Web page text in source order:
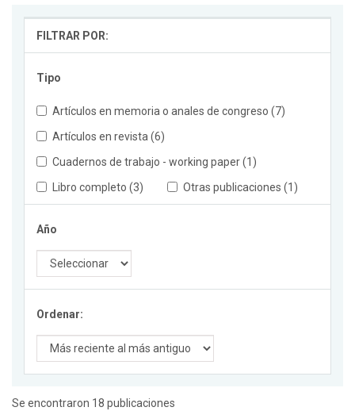
FILTRAR POR:
Tipo
Artículos en memoria o anales de congreso (7)
Artículos en revista (6)
Cuadernos de trabajo - working paper (1)
Libro completo (3)
Otras publicaciones (1)
Año
Ordenar:
Se encontraron 18 publicaciones